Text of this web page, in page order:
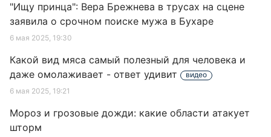
"Ищу принца": Вера Брежнева в трусах на сцене
заявила о срочном поиске мужа в Бухаре
6 мая 2025, 19:30
Какой вид мяса самый полезный для человека и
даже омолаживает - ответ удивит
видео
6 мая 2025, 19:21
Мороз и грозовые дожди: какие области атакует
шторм